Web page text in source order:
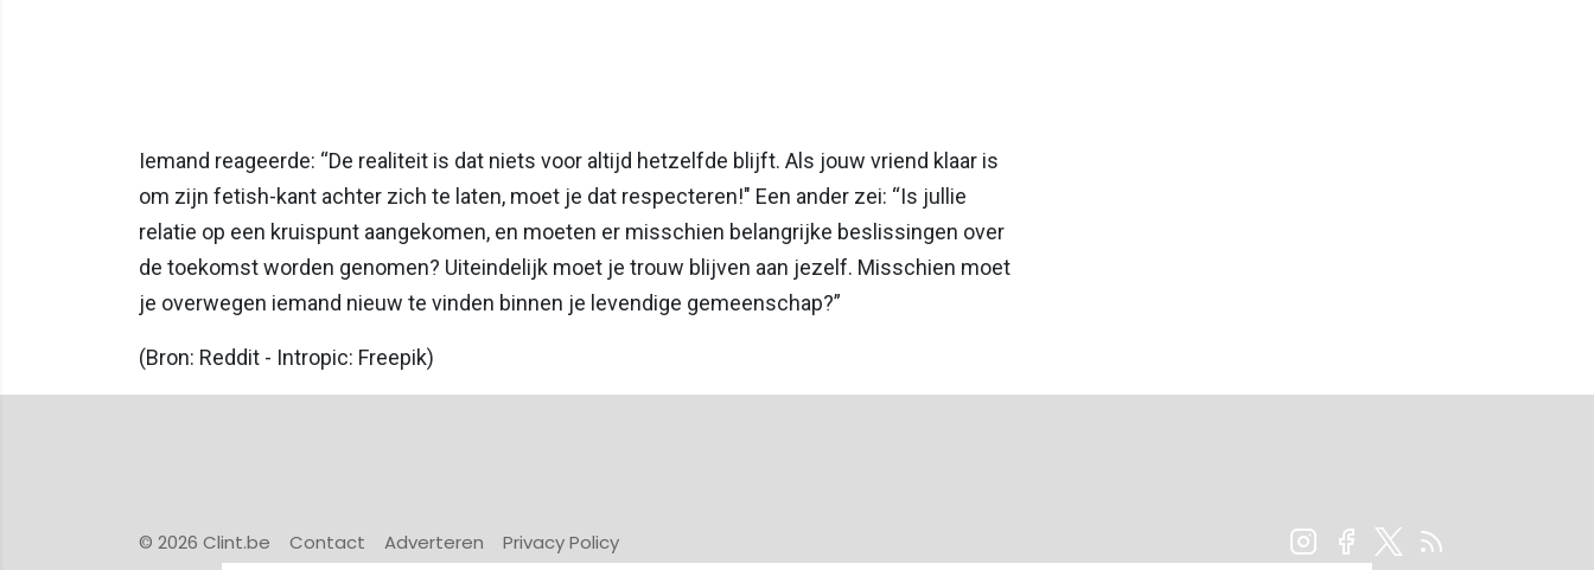
Iemand reageerde: “De realiteit is dat niets voor altijd hetzelfde blijft. Als jouw vriend klaar is
om zijn fetish-kant achter zich te laten, moet je dat respecteren!" Een ander zei: “Is jullie
relatie op een kruispunt aangekomen, en moeten er misschien belangrijke beslissingen over
de toekomst worden genomen? Uiteindelijk moet je trouw blijven aan jezelf. Misschien moet
je overwegen iemand nieuw te vinden binnen je levendige gemeenschap?”
(Bron: Reddit - Intropic: Freepik)
© 2026 Clint.be Contact Adverteren Privacy Policy